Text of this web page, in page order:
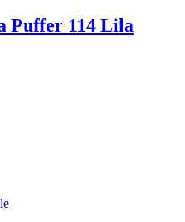
Puffer 114 Lila